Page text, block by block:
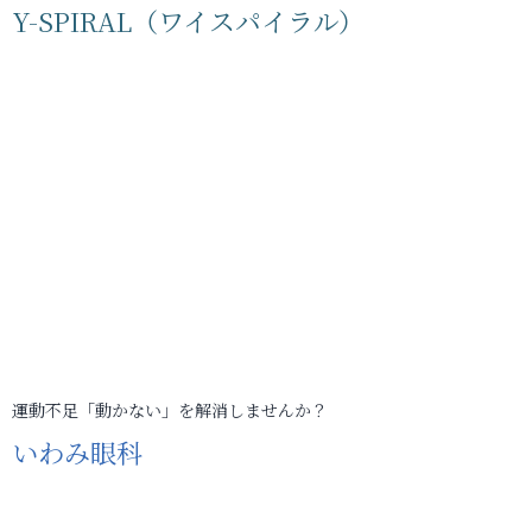
Y-SPIRAL（ワイスパイラル）
運動不足「動かない」を解消しませんか？
いわみ眼科